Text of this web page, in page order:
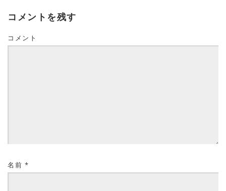
コメントを残す
コメント
名前 *